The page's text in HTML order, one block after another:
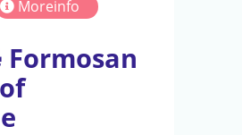
Moreinfo
Formosan